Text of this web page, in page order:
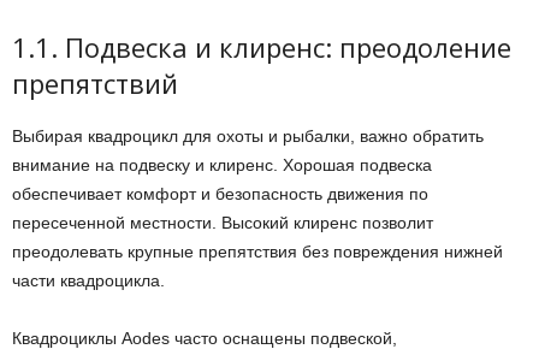
1.1. Подвеска и клиренс: преодоление
препятствий
Выбирая квадроцикл для охоты и рыбалки, важно обратить
внимание на подвеску и клиренс. Хорошая подвеска
обеспечивает комфорт и безопасность движения по
пересеченной местности. Высокий клиренс позволит
преодолевать крупные препятствия без повреждения нижней
части квадроцикла.
Квадроциклы Aodes часто оснащены подвеской,